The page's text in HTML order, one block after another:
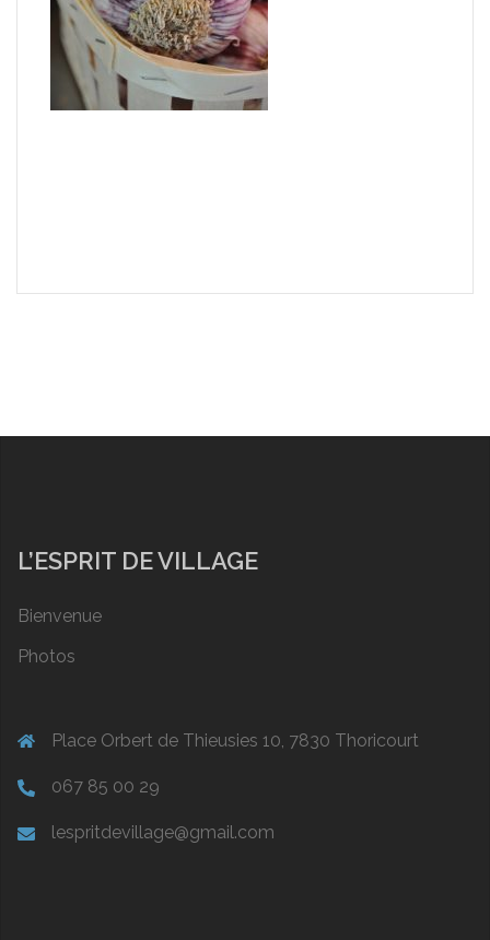
L’ESPRIT DE VILLAGE
Bienvenue
Photos
Place Orbert de Thieusies 10, 7830 Thoricourt
067 85 00 29
lespritdevillage@gmail.com